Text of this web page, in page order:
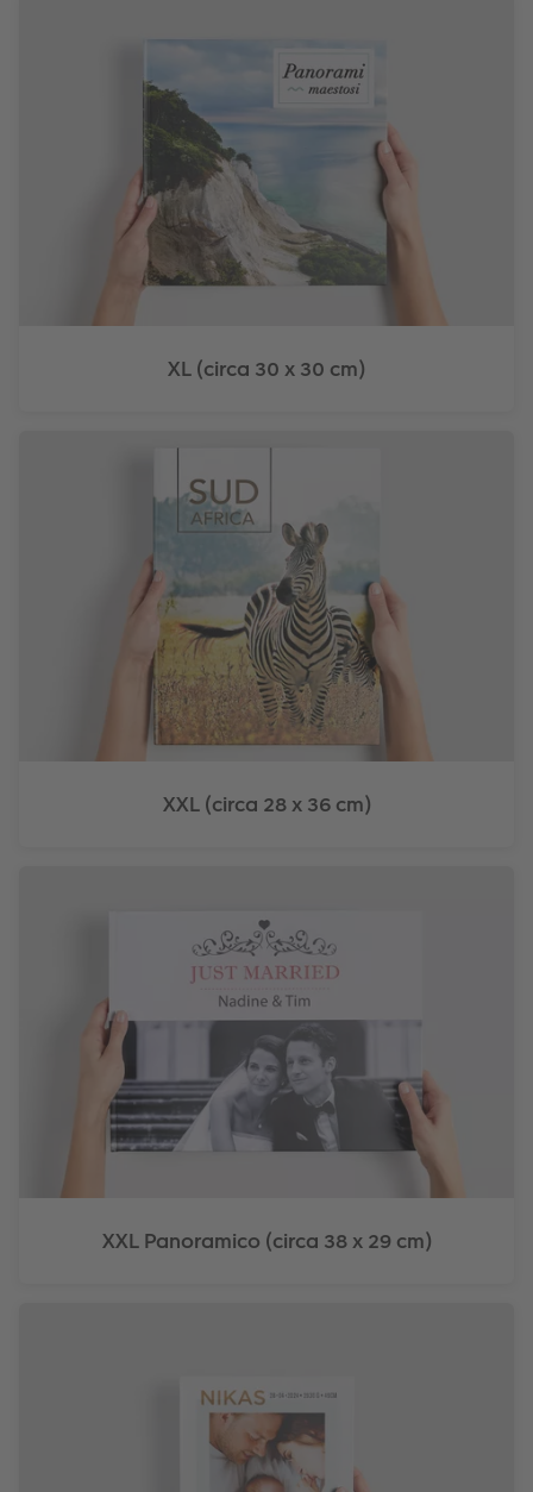
XL (circa 30 x 30 cm)
XXL (circa 28 x 36 cm)
XXL Panoramico (circa 38 x 29 cm)